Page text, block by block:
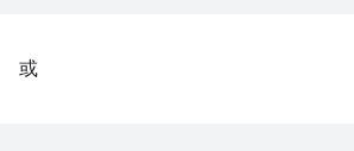
或